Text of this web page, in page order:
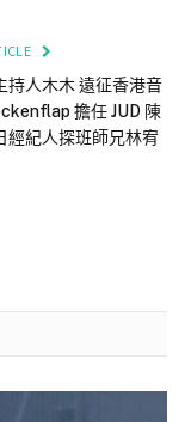
持人木木 遠征香港音
擔任 JUD 陳
經紀人探班師兄林宥